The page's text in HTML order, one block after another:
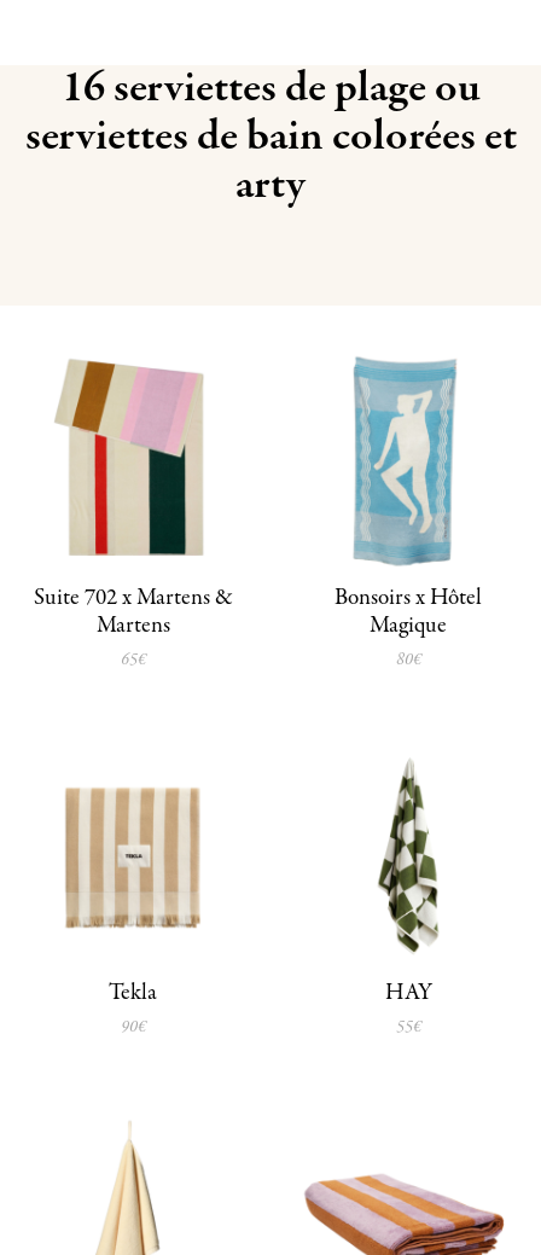
16 serviettes de plage ou
serviettes de bain colorées et
arty
Suite 702 x Martens &
Martens
65€
Bonsoirs x Hôtel
Magique
80€
Tekla
90€
HAY
55€